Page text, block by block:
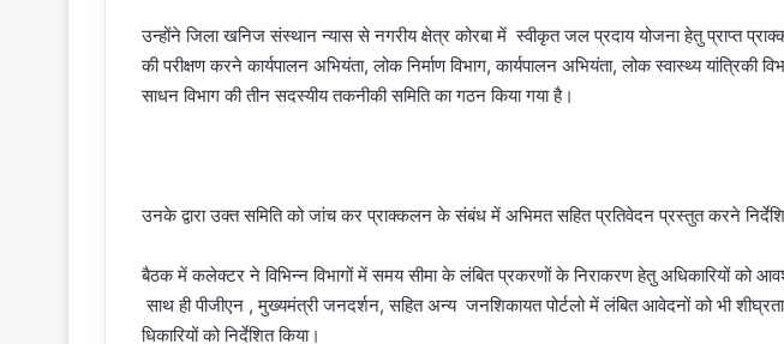
उन्होंने जिला खनिज संस्थान न्यास से नगरीय क्षेत्र कोरबा में स्वीकृत जल प्रदाय योजना हेतु प्राप्त
की परीक्षण करने कार्यपालन अभियंता, लोक निर्माण विभाग, कार्यपालन अभियंता, लोक स्वास्थ्य यांत्रिकी
साधन विभाग की तीन सदस्यीय तकनीकी समिति का गठन किया गया है।
उनके द्वारा उक्त समिति को जांच कर प्राक्कलन के संबंध में अभिमत सहित प्रतिवेदन प्रस्तुत करने
बैठक में कलेक्टर ने विभिन्न विभागों में समय सीमा के लंबित प्रकरणों के निराकरण हेतु अधिकारियों को
साथ ही पीजीएन , मुख्यमंत्री जनदर्शन, सहित अन्य जनशिकायत पोर्टलो में लंबित आवेदनों को भी
धिकारियों को निर्देशित किया।